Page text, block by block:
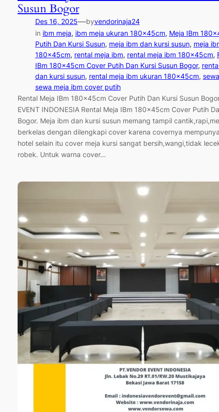
Susun Bogor
Des 16, 2025—byvendorinaja24
in ibm meja, ibm meja ukuran 180x45cm, Meja IBm
Putih Dan Kursi Susun, meja ibm dan kursi susun, meja
180x45cm, rental meja ibm, rental meja ibm 180x45cm,
IBm 180x45cm Cover Putih Dan Kursi Susun Bogor,
dan kursi susun, rental meja ibm ukuran 180x45cm,
sewa meja ibm cover putih
Rental Meja IBm 180x45cm Cover Putih Dan Kursi Susun
EVENT INDONESIA Rental Meja IBm 180x45cm Cover Putih
Bogor. Meja ibm dan kursi susun memang tampil
berkelas dengan dilengkapi cover karena covernya
hotel selain itu cover meja kursi sangat bersih,wangi,tidak
robek. Untuk warna cover…